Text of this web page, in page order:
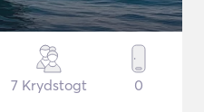
7 Krydstogt 0